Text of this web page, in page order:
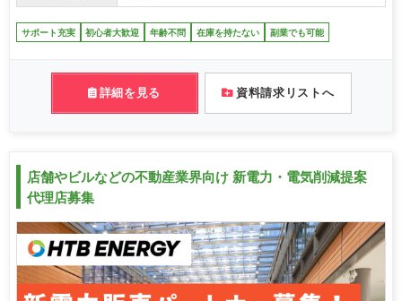
サポート充実 初心者大歓迎 年齢不問 在庫を持たない 副業でも可能
詳細を見る 資料請求リストへ
店舗やビルなどの不動産業界向け 新電力・電気削減提案
代理店募集